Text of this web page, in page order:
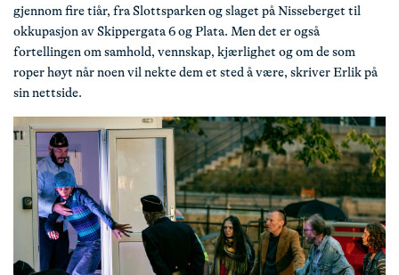
gjennom fire tiår, fra Slottsparken og slaget på Nisseberget til
okkupasjon av Skippergata 6 og Plata. Men det er også
fortellingen om samhold, vennskap, kjærlighet og om de som
roper høyt når noen vil nekte dem et sted å være, skriver Erlik på
sin nettside.